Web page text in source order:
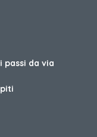
passi da via